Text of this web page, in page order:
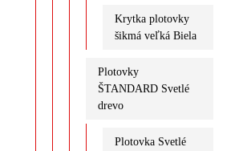
Krytka plotovky
šikmá veľká Biela
Plotovky
ŠTANDARD Svetlé
drevo
Plotovka Svetlé